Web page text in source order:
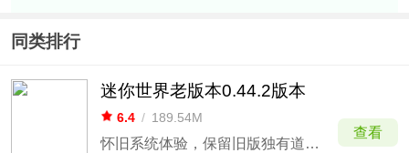
同类排行
迷你世界老版本0.44.2版本
6.4 / 189.54M
怀旧系统体验，保留旧版独有道具与机制。
查看